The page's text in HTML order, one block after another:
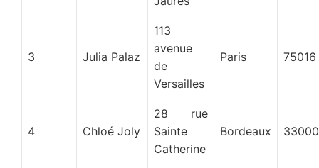
3 Julia Palaz
113
avenue
de
Versailles
Paris 75016
4 Chloé Joly
28 rue
Sainte
Catherine
Bordeaux 33000